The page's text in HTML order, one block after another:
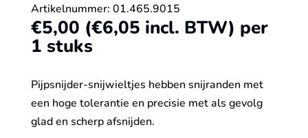
Artikelnummer: 01.465.9015
€5,00 (€6,05 incl. BTW) per
1 stuks
Pijpsnijder-snijwieltjes hebben snijranden met
een hoge tolerantie en precisie met als gevolg
glad en scherp afsnijden.